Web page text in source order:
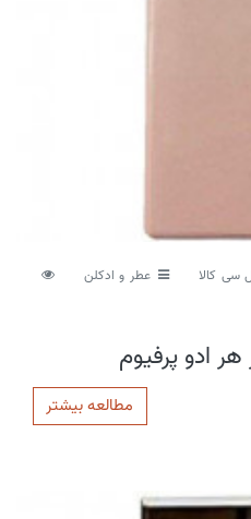
سی کالا
عطر و ادکلن
ادو پرفیوم
مطالعه بیشتر